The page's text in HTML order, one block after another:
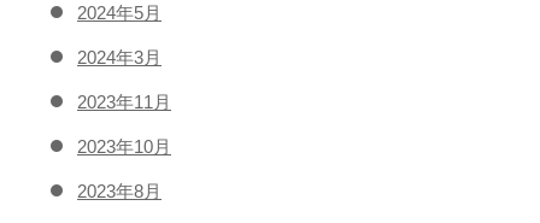
2024年5月
2024年3月
2023年11月
2023年10月
2023年8月